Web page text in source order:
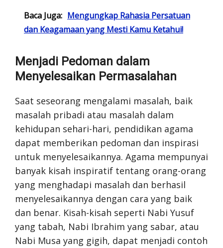
Baca Juga: Mengungkap Rahasia Persatuan
dan Keagamaan yang Mesti Kamu Ketahui!
Menjadi Pedoman dalam
Menyelesaikan Permasalahan
Saat seseorang mengalami masalah, baik
masalah pribadi atau masalah dalam
kehidupan sehari-hari, pendidikan agama
dapat memberikan pedoman dan inspirasi
untuk menyelesaikannya. Agama mempunyai
banyak kisah inspiratif tentang orang-orang
yang menghadapi masalah dan berhasil
menyelesaikannya dengan cara yang baik
dan benar. Kisah-kisah seperti Nabi Yusuf
yang tabah, Nabi Ibrahim yang sabar, atau
Nabi Musa yang gigih, dapat menjadi contoh